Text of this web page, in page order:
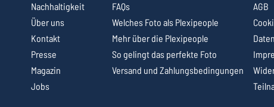
Nachhaltigkeit
Über uns
Kontakt
Presse
Magazin
Jobs
FAQs
Welches Foto als Plexipeople
Mehr über die Plexipeople
So gelingt das perfekte Foto
Versand und Zahlungsbedingungen
AGB